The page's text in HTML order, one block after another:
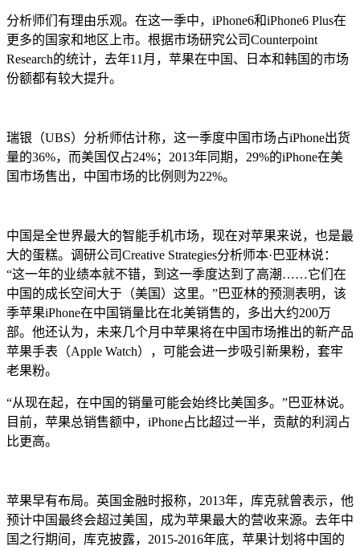
分析师们有理由乐观。在这一季中，iPhone6和iPhone6 Plus在
更多的国家和地区上市。根据市场研究公司Counterpoint
Research的统计，去年11月，苹果在中国、日本和韩国的市场
份额都有较大提升。
瑞银（UBS）分析师估计称，这一季度中国市场占iPhone出货
量的36%，而美国仅占24%；2013年同期，29%的iPhone在美
国市场售出，中国市场的比例则为22%。
中国是全世界最大的智能手机市场，现在对苹果来说，也是最
大的蛋糕。调研公司Creative Strategies分析师本·巴亚林说：
“这一年的业绩本就不错，到这一季度达到了高潮……它们在
中国的成长空间大于（美国）这里。”巴亚林的预测表明，该
季苹果iPhone在中国销量比在北美销售的，多出大约200万
部。他还认为，未来几个月中苹果将在中国市场推出的新产品
苹果手表（Apple Watch），可能会进一步吸引新果粉，套牢
老果粉。
“从现在起，在中国的销量可能会始终比美国多。”巴亚林说。
目前，苹果总销售额中，iPhone占比超过一半，贡献的利润占
比更高。
苹果早有布局。英国金融时报称，2013年，库克就曾表示，他
预计中国最终会超过美国，成为苹果最大的营收来源。去年中
国之行期间，库克披露，2015-2016年底，苹果计划将中国的